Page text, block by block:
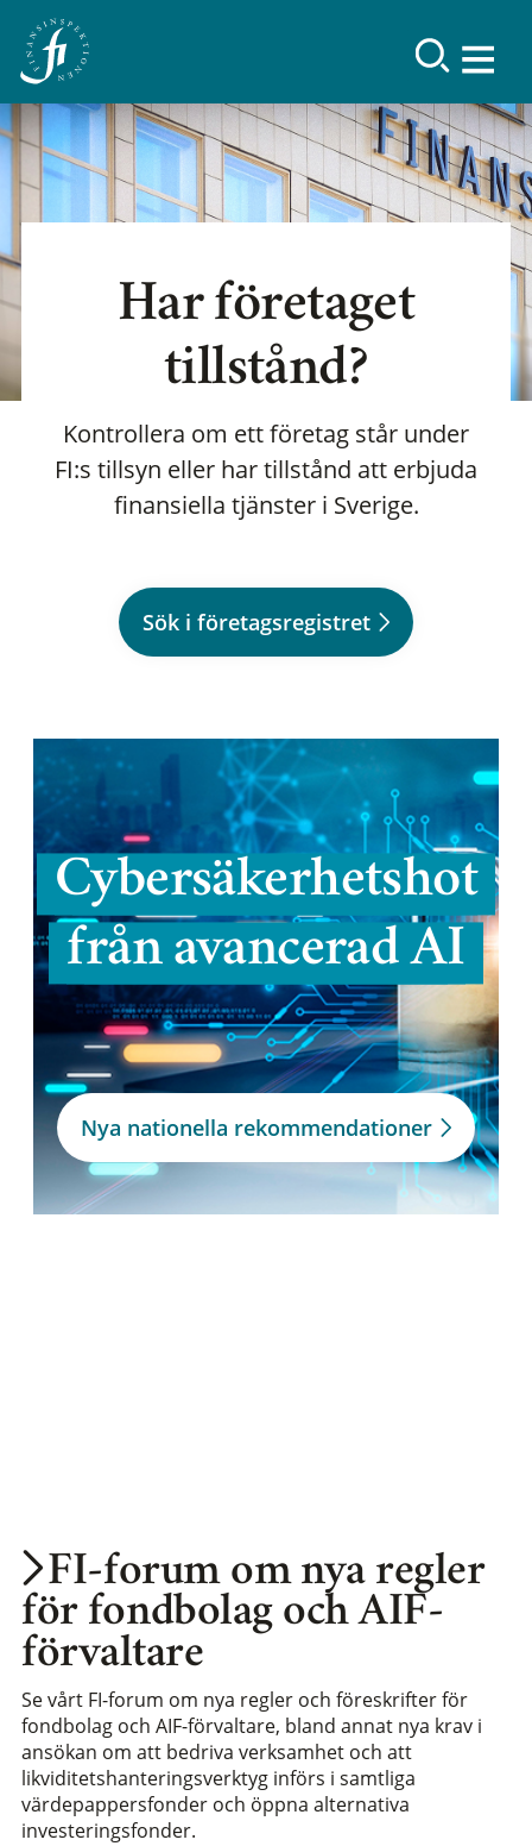
Har företaget
tillstånd?
Kontrollera om ett företag står under
FI:s tillsyn eller har tillstånd att erbjuda
finansiella tjänster i Sverige.
Sök i företagsregistret
Cybersäkerhetshot
från avancerad AI
Nya nationella rekommendationer
FI-forum om nya regler
för fondbolag och AIF-
förvaltare
Se vårt FI-forum om nya regler och föreskrifter för
fondbolag och AIF-förvaltare, bland annat nya krav i
ansökan om att bedriva verksamhet och att
likviditetshanteringsverktyg införs i samtliga
värdepappersfonder och öppna alternativa
investeringsfonder.